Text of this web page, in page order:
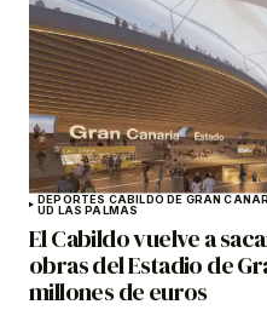
DEPORTES CABILDO DE GRAN
UD LAS PALMAS
El Cabildo vuelve a
obras del Estadio de
millones de euros